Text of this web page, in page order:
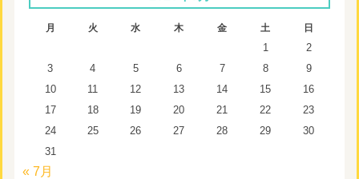
月 火 水 木 金 土 日
1
2
3
4 5 6 7 8
9
10
11 12 13 14 15
16
17
18 19 20 21 22
23
24
25 26 27 28 29
30
31
« 7月